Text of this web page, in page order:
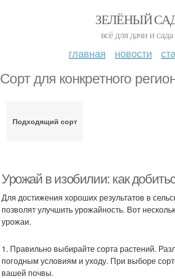
ЗЕЛЁНЫЙ
всё для дачи и сада
главная новости
Сорт для конкретного
Подходящий сорт
Урожай в изобилии: как
Для достижения хороших результатов в
позволят улучшить урожайность. Вот
урожаи.
1. Правильно выбирайте сорта растений.
погодным условиям и уходу. При выборе
вашей почвы.